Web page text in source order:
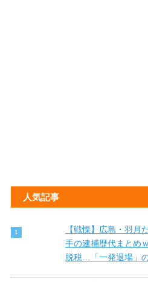
人気記事
【戦慄】広島・羽月
手の逮捕歴代まとめ
脱税…「一発退場」